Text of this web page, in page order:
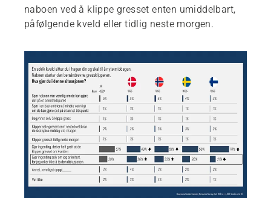
naboen ved å klippe gresset enten umiddelbart,
påfølgende kveld eller tidlig neste morgen.